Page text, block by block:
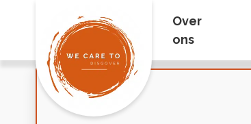
Over
ons